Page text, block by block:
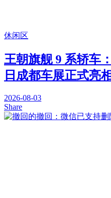
休闲区
王朝旗舰 9 系轿车
日成都车展正式亮相
2026-08-03
Share